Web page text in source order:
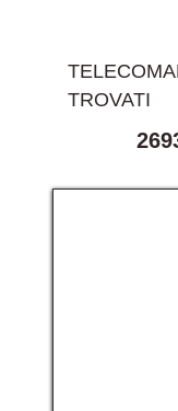
TROVATI